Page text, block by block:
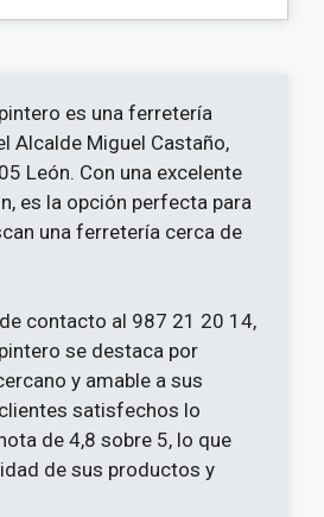
es una ferretería
Alcalde Miguel Castaño,
León. Con una excelente
es la opción perfecta para
una ferretería cerca de
contacto al 987 21 20 14,
se destaca por
y amable a sus
satisfechos lo
de 4,8 sobre 5, lo que
de sus productos y